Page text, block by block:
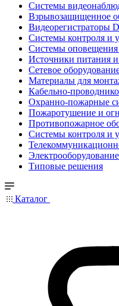
Системы
Взрывозащищенное
Видеорегистраторы
Системы контроля и
Системы оповещения
Источники питания
Сетевое
Материалы для
Кабельно-
Охранно-пожарные
Пожаротушение и
Противопожарное
Системы контроля и
Электрооборудование
Типовые решения
Каталог